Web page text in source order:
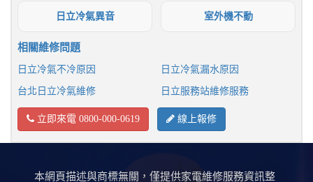
日立冷氣異音 室外機不動
相關維修問題
日立冷氣不冷原因 日立冷氣漏水原因
台北日立冷氣維修 日立服務站維修服務
立即來電 0800-000-0619 線上報修
本網頁描述與商標無關，僅提供家電維修服務資訊整